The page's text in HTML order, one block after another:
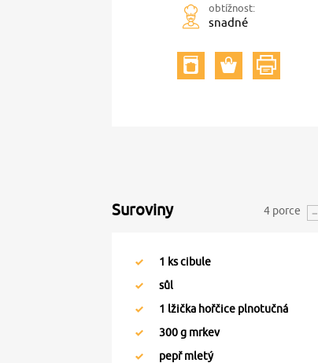
obtížnost:
snadné
Suroviny 4 porce
1 ks cibule
sůl
1 lžička hořčice plnotučná
300g mrkev
pepř mletý